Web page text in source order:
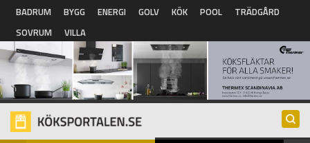
Hoppa till huvudinnehåll
BADRUM BYGG ENERGI GOLV KÖK POOL
TRÄDGÅRD
SOVRUM
VILLA